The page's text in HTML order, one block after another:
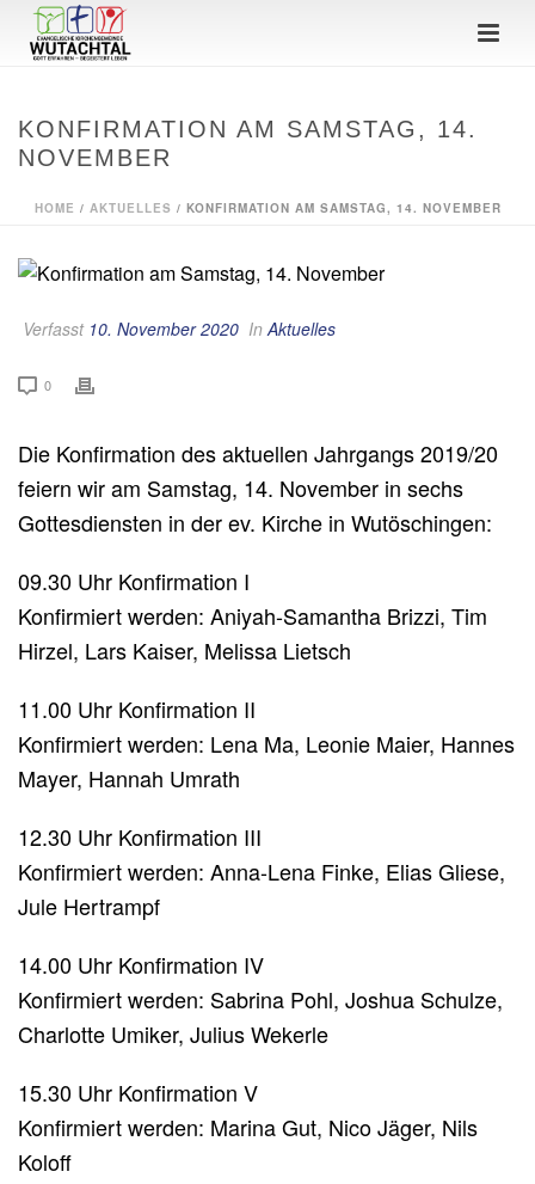
KONFIRMATION AM SAMSTAG, 14.
NOVEMBER
HOME / AKTUELLES / KONFIRMATION AM SAMSTAG, 14. NOVEMBER
Verfasst 10. November 2020 In Aktuelles
0
Die Konfirmation des aktuellen Jahrgangs 2019/20
feiern wir am Samstag, 14. November in sechs
Gottesdiensten in der ev. Kirche in Wutöschingen:
09.30 Uhr Konfirmation I
Konfirmiert werden: Aniyah-Samantha Brizzi, Tim
Hirzel, Lars Kaiser, Melissa Lietsch
11.00 Uhr Konfirmation II
Konfirmiert werden: Lena Ma, Leonie Maier, Hannes
Mayer, Hannah Umrath
12.30 Uhr Konfirmation III
Konfirmiert werden: Anna-Lena Finke, Elias Gliese,
Jule Hertrampf
14.00 Uhr Konfirmation IV
Konfirmiert werden: Sabrina Pohl, Joshua Schulze,
Charlotte Umiker, Julius Wekerle
15.30 Uhr Konfirmation V
Konfirmiert werden: Marina Gut, Nico Jäger, Nils
Koloff